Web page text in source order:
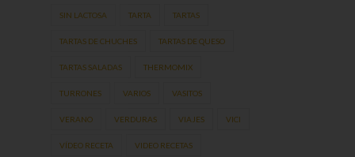
SIN LACTOSA TARTA TARTAS
TARTAS DE CHUCHES TARTAS DE QUESO
TARTAS SALADAS THERMOMIX
TURRONES VARIOS VASITOS
VERANO VERDURAS VIAJES VICI
VÍDEO RECETA VIDEO RECETAS